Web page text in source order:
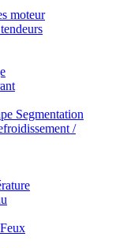
moteur
Segmentation
/